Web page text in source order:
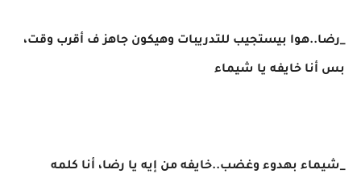
_رضا..هوا بيستجيب للتدريبات وهيكون جاهز ف أقرب وقت،
بس أنا خايفه يا شيماء
_شيماء بهدوء وغضب..خايفه من إيه يا رضا، أنا كلمه